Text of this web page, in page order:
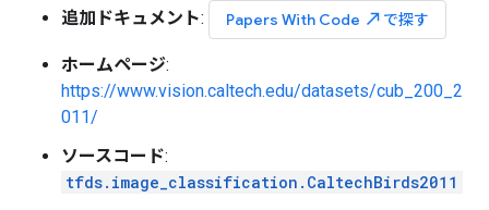
追加ドキュメント: Papers With Code north_east で探す
ホームページ:
https://www.vision.caltech.edu/datasets/cub_200_2
011/
ソースコード:
tfds.image_classification.CaltechBirds2011